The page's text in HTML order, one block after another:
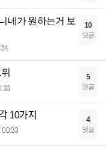
네가 원하는거 보
10
댓글
5
댓글
10가지
00:33
4
댓글